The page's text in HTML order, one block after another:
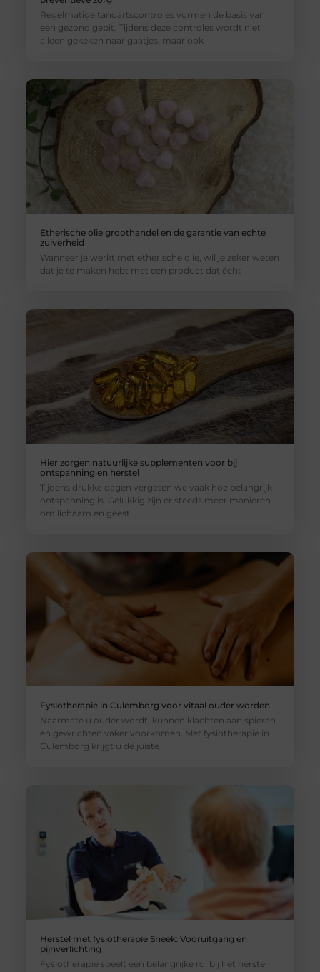
Regelmatige tandartscontroles vormen de basis van
een gezond gebit. Tijdens deze controles wordt niet
alleen gekeken naar gaatjes, maar ook
Etherische olie groothandel en de garantie van echte
zuiverheid
Wanneer je werkt met etherische olie, wil je zeker weten
dat je te maken hebt met een product dat écht
Hier zorgen natuurlijke supplementen voor bij
ontspanning en herstel
Tijdens drukke dagen vergeten we vaak hoe belangrijk
ontspanning is. Gelukkig zijn er steeds meer manieren
om lichaam en geest
Fysiotherapie in Culemborg voor vitaal ouder worden
Naarmate u ouder wordt, kunnen klachten aan spieren
en gewrichten vaker voorkomen. Met fysiotherapie in
Culemborg krijgt u de juiste
Herstel met fysiotherapie Sneek: Vooruitgang en
pijnverlichting
Fysiotherapie speelt een belangrijke rol bij het herstel